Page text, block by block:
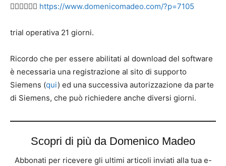
👉🏻👉🏻👉🏻 https://www.domenicomadeo.com/?p=7105
trial operativa 21 giorni.
Ricordo che per essere abilitati al download del software
è necessaria una registrazione al sito di supporto
Siemens (qui) ed una successiva autorizzazione da parte
di Siemens, che può richiedere anche diversi giorni.
Scopri di più da Domenico Madeo
Abbonati per ricevere gli ultimi articoli inviati alla tua e-